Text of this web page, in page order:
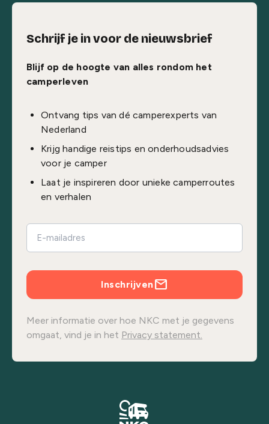
Schrijf je in voor de nieuwsbrief
Blijf op de hoogte van alles rondom het
camperleven
Ontvang tips van dé camperexperts van
Nederland
Krijg handige reistips en onderhoudsadvies
voor je camper
Laat je inspireren door unieke camperroutes
en verhalen
Inschrijven
Meer informatie over hoe NKC met je gegevens
omgaat, vind je in het Privacy statement.